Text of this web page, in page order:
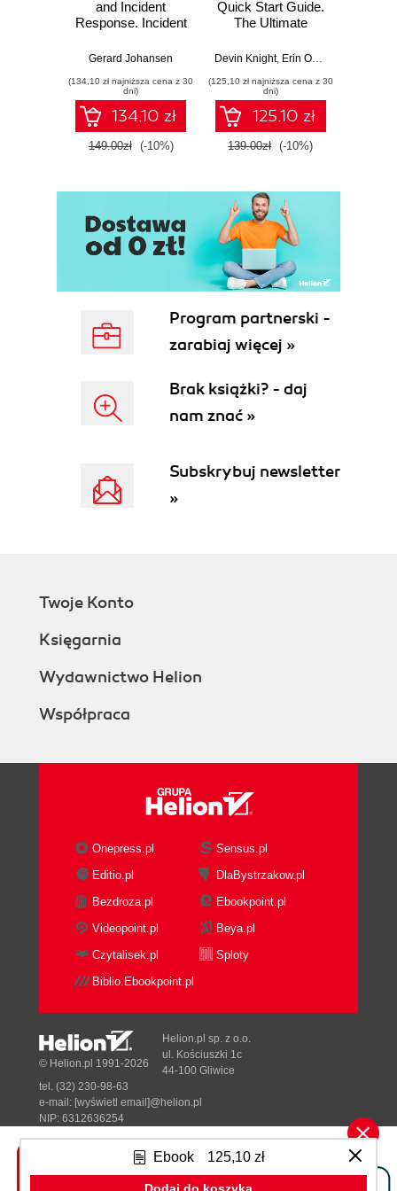
and Incident
Response. Incident
and techniques for
threat response -
Fourth Edition
Gerard Johansen
(134,10 zł najniższa cena z 30
dni)
134.10 zł
149.00zł (-10%)
Quick Start Guide.
The Ultimate
to Power BI, Data
Tools, and
Microsoft Fabric -
Fourth Edition
Devin Knight, Erin Ostrowsky
(125,10 zł najniższa cena z 30
dni)
125.10 zł
139.00zł (-10%)
Ebook 125,10 zł
Program partnerski -
zarabiaj więcej »
Brak książki? - daj
nam znać »
Subskrybuj newsletter
»
Twoje Konto
Księgarnia
Wydawnictwo Helion
Współpraca
Onepress.pl
Sensus.pl
Editio.pl
DlaBystrzakow.pl
Bezdroza.pl
Ebookpoint.pl
Videopoint.pl
Beya.pl
Czytalisek.pl
Sploty
Biblio.Ebookpoint.pl
Tonik.pl
© Helion.pl 1991-2026
Helion.pl sp. z o.o.
ul. Kościuszki 1c
44-100 Gliwice
tel. (32) 230-98-63
e-mail: [wyświetl email]@helion.pl
NIP: 6312636254